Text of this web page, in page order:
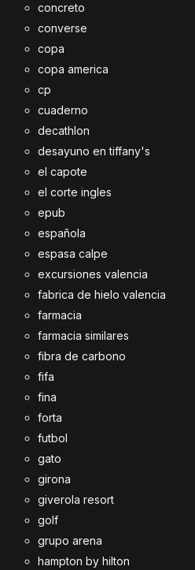
concreto
converse
copa
copa america
cp
cuaderno
decathlon
desayuno en tiffany's
el capote
el corte ingles
epub
española
espasa calpe
excursiones valencia
fabrica de hielo valencia
farmacia
farmacia similares
fibra de carbono
fifa
fina
forta
futbol
gato
girona
giverola resort
golf
grupo arena
hampton by hilton